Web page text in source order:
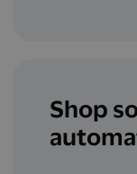
Shop